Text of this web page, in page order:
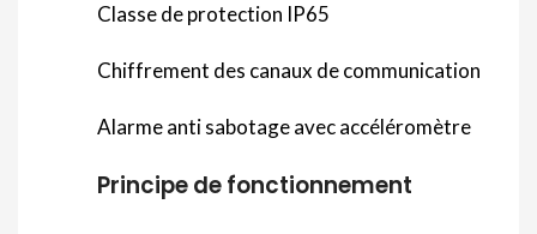
Classe de protection IP65
Chiffrement des canaux de communication
Alarme anti sabotage avec accéléromètre
Principe de fonctionnement